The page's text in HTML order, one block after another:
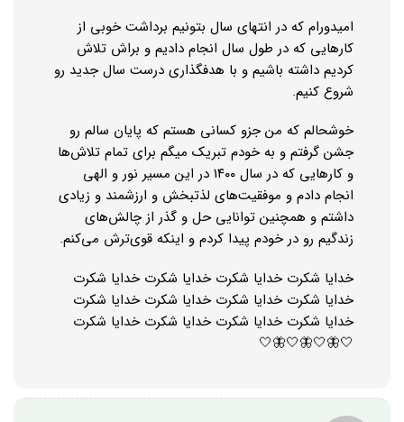
امیدورام که در انتهای سال بتونیم برداشت خوبی از
کارهایی که در طول سال انجام دادیم و براش تلاش
کردیم داشته باشیم و با هدفگذاری درست سال جدید رو
شروع کنیم.
خوشحالم که من جزو کسانی هستم که پایان سالم رو
جشن گرفتم و به خودم تبریک میگم برای تمام تلاش‌ها
و کارهایی که در سال ١۴٠٠ در این مسیر نور و الهی
انجام دادم و موفقیت‌های لذتبخش و ارزشمند و زیادی
داشتم و همچنین توانایی حل و گذر از چالش‌های
زندگیم رو در خودم پیدا کردم و اینکه قوی‌ترش می‌کنم.
خدایا شکرت خدایا شکرت خدایا شکرت خدایا شکرت
خدایا شکرت خدایا شکرت خدایا شکرت خدایا شکرت
خدایا شکرت خدایا شکرت خدایا شکرت خدایا شکرت
🤍🦋🤍🦋🤍🦋🤍